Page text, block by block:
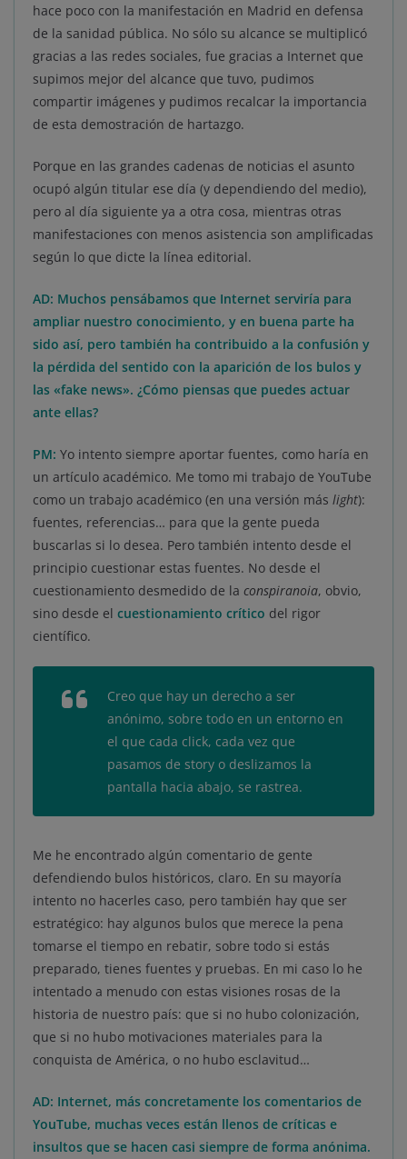
hace poco con la manifestación en Madrid en defensa
de la sanidad pública. No sólo su alcance se multiplicó
gracias a las redes sociales, fue gracias a Internet que
supimos mejor del alcance que tuvo, pudimos
compartir imágenes y pudimos recalcar la importancia
de esta demostración de hartazgo.
Porque en las grandes cadenas de noticias el asunto
ocupó algún titular ese día (y dependiendo del medio),
pero al día siguiente ya a otra cosa, mientras otras
manifestaciones con menos asistencia son amplificadas
según lo que dicte la línea editorial.
AD: Muchos pensábamos que Internet serviría para
ampliar nuestro conocimiento, y en buena parte ha
sido así, pero también ha contribuido a la confusión y
la pérdida del sentido con la aparición de los bulos y
las «fake news». ¿Cómo piensas que puedes actuar
ante ellas?
PM: Yo intento siempre aportar fuentes, como haría en
un artículo académico. Me tomo mi trabajo de YouTube
como un trabajo académico (en una versión más light):
fuentes, referencias… para que la gente pueda
buscarlas si lo desea. Pero también intento desde el
principio cuestionar estas fuentes. No desde el
cuestionamiento desmedido de la conspiranoia, obvio,
sino desde el cuestionamiento crítico del rigor
científico.
Creo que hay un derecho a ser
anónimo, sobre todo en un entorno en
el que cada click, cada vez que
pasamos de story o deslizamos la
pantalla hacia abajo, se rastrea.
Me he encontrado algún comentario de gente
defendiendo bulos históricos, claro. En su mayoría
intento no hacerles caso, pero también hay que ser
estratégico: hay algunos bulos que merece la pena
tomarse el tiempo en rebatir, sobre todo si estás
preparado, tienes fuentes y pruebas. En mi caso lo he
intentado a menudo con estas visiones rosas de la
historia de nuestro país: que si no hubo colonización,
que si no hubo motivaciones materiales para la
conquista de América, o no hubo esclavitud…
AD: Internet, más concretamente los comentarios de
YouTube, muchas veces están llenos de críticas e
insultos que se hacen casi siempre de forma anónima.